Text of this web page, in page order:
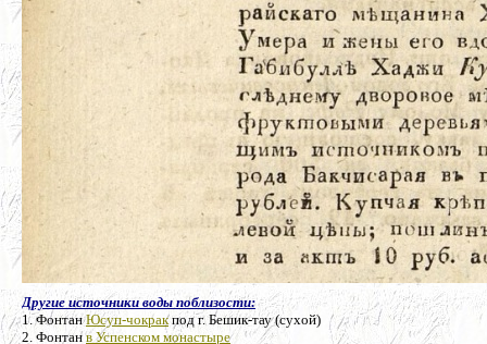
Другие источники воды поблизости:
1. ФонтанЮсуп-чокракпод г. Бешик-тау (сухой)
2. Фонтанв Успенском монастыре